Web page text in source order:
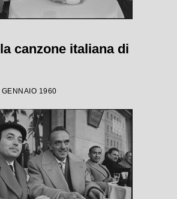
canzone italiana di
1960